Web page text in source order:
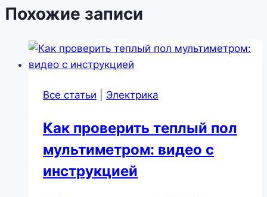
Похожие записи
Все статьи Электрика
Как проверить теплый пол
мультиметром: видео с
инструкцией